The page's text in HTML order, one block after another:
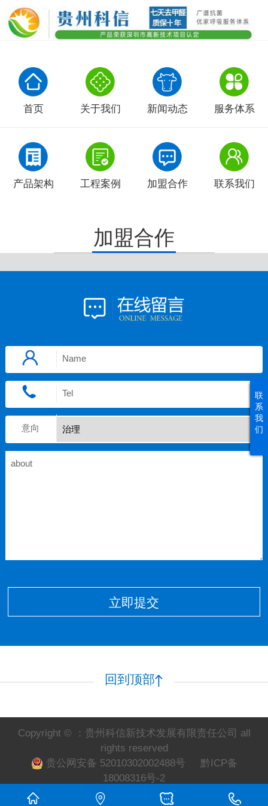
首页 关于我们 新闻动态 服务体系
产品架构 工程案例 加盟合作 联系我们
加盟合作
意向
立即提交
回到顶部
Copyright © ：贵州科信新技术发展有限责任公司 all
rights reserved
贵公网安备 52010302002488号
黔ICP备
18008316号-2
联
系
我
们